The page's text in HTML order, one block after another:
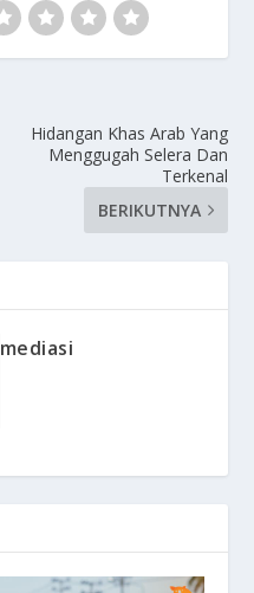
Hidangan Khas Arab Yang
Menggugah Selera Dan
Terkenal
BERIKUTNYA
mediasi